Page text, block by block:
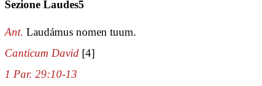
Sezione Laudes5
Ant. Laudámus nomen tuum.
Canticum David [4]
1 Par. 29:10-13